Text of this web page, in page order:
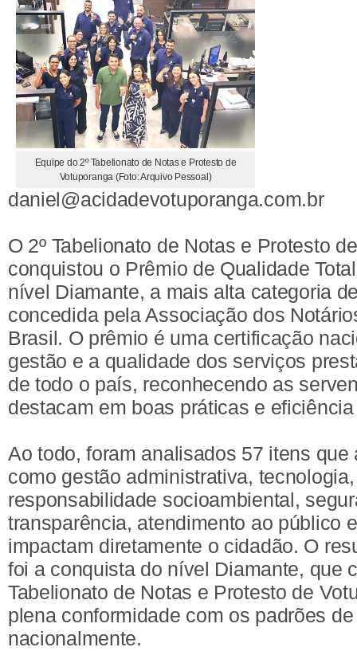
Equipe do 2º Tabelionato de Notas e Protesto de
Votuporanga (Foto: Arquivo Pessoal)
daniel@acidadevotuporanga.com.br
O 2º Tabelionato de Notas e Protesto
conquistou o Prêmio de Qualidade
nível Diamante, a mais alta categoria
concedida pela Associação dos
Brasil. O prêmio é uma certificação
gestão e a qualidade dos serviços
de todo o país, reconhecendo as
destacam em boas práticas e
Ao todo, foram analisados 57 itens que
como gestão administrativa,
responsabilidade socioambiental,
transparência, atendimento ao público
impactam diretamente o cidadão. O
foi a conquista do nível Diamante, que
Tabelionato de Notas e Protesto de
plena conformidade com os padrões
nacionalmente.